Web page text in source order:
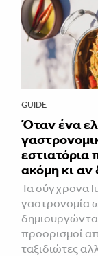
GUIDE
Όταν ένα
εστιατόρια
ακόμη κι αν
Τα σύγχρονα
γαστρονομία
προορισμοί
ταξιδιώτες